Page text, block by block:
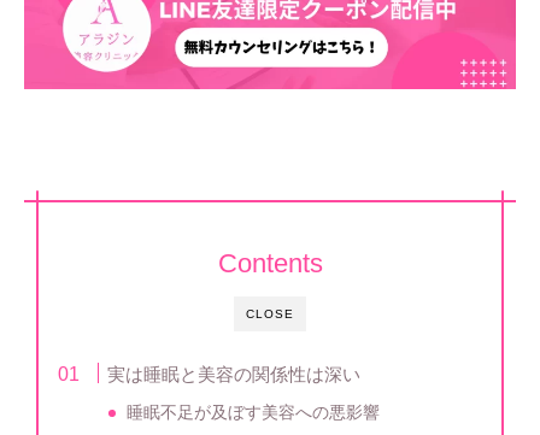
CLOSE
Contents
実は睡眠と美容の関係性は深い
睡眠不足が及ぼす美容への悪影響